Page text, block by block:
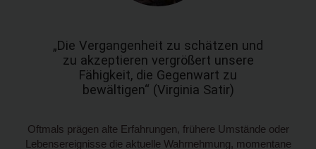
„Die Vergangenheit zu schätzen und
zu akzeptieren vergrößert unsere
Fähigkeit, die Gegenwart zu
bewältigen“ (Virginia Satir)
Oftmals prägen alte Erfahrungen, frühere Umstände oder
Lebensereignisse die aktuelle Wahrnehmung, momentane